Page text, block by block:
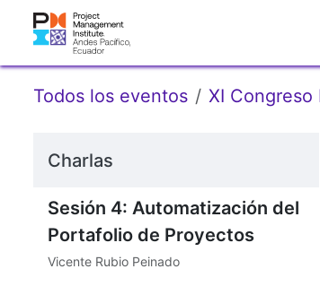
Todos los eventos XI
Charlas
Sesión 4: Automatización del
Portafolio de Proyectos
Vicente Rubio Peinado